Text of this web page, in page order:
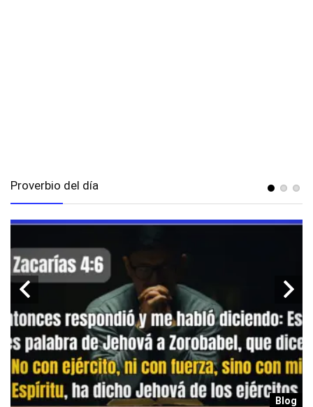
Proverbio del día
Blog